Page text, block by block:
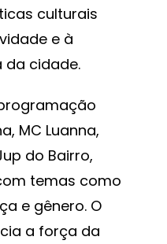
culturais
e à
cidade.
MC Luanna,
do Bairro,
temas como
e gênero. O
a força da